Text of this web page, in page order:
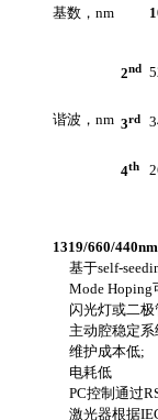
基数，nm
谐波，nm
2nd
3rd
4th
1319/660/440nm
基于self-
Mode Hoping
闪光灯或二极
主动腔稳定系
维护成本低;
电耗低
PC控制通过
激光器根据